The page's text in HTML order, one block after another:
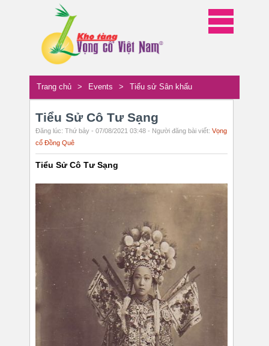
Trang chủ > Events > Tiểu sử Sân khấu
Tiểu Sử Cô Tư Sạng
Đăng lúc: Thứ bảy - 07/08/2021 03:48 - Người đăng bài viết: Vọng
cổ Đồng Quê
Tiểu Sử Cô Tư Sạng